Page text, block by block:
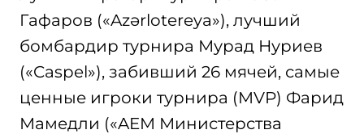
Гафаров («Azərlotereya»), лучший
бомбардир турнира Мурад Нуриев
(«Caspel»), забивший 26 мячей, самые
ценные игроки турнира (MVP) Фарид
Мамедли («AEM Министерства